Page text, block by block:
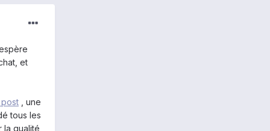
et
, une
tous les
la qualité